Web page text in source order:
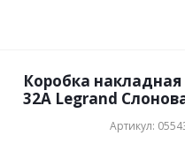
Коробка
32А Legrand
Артикул: